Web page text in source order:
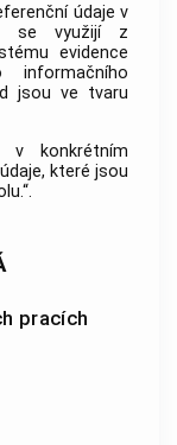
údaje v
se využijí z
evidence
informačního
jsou ve tvaru
v konkrétním
které jsou
pracích